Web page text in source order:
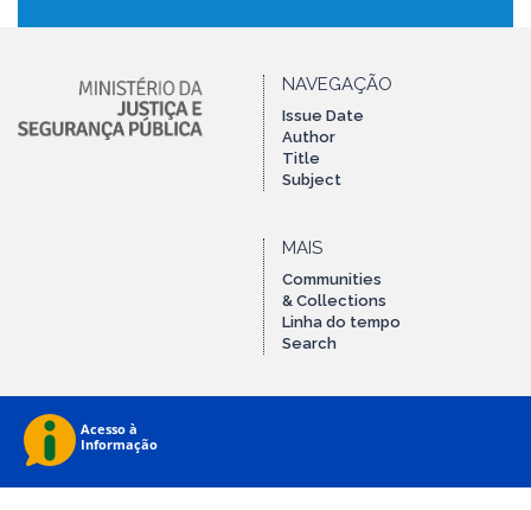
NAVEGAÇÃO
Issue Date
Author
Title
Subject
MAIS
Communities
& Collections
Linha do tempo
Search